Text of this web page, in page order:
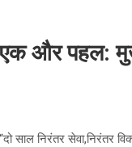
एक और पहल:
निरंतर सेवा,निरंतर